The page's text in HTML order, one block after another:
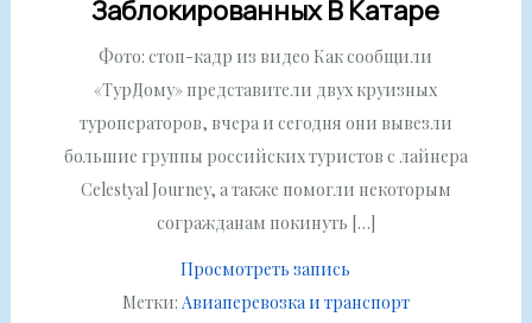
Заблокированных В Катаре
Фото: стоп-кадр из видео Как сообщили
«ТурДому» представители двух круизных
туроператоров, вчера и сегодня они вывезли
большие группы российских туристов с лайнера
Celestyal Journey, а также помогли некоторым
согражданам покинуть […]
Просмотреть запись
Метки: Авиаперевозка и транспорт